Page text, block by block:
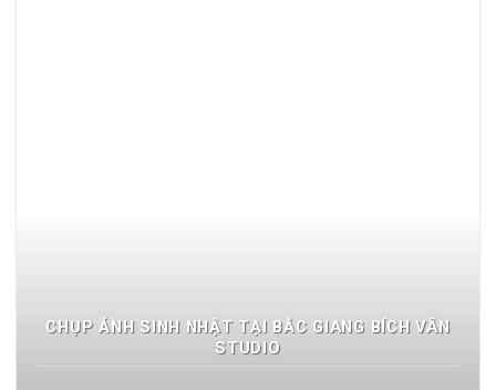
CHỤP ẢNH SINH NHẬT TẠI BẮC GIANG BÍCH VÂN
STUDIO